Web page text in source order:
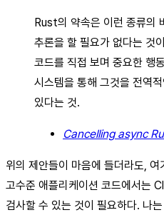
Rust의 약속은 이런 종류의
추론을 할 필요가 없다는 것
코드를 직접 보며 중요한 행
시스템을 통해 그것을 전역
있다는 것.
Cancelling async
위의 제안들이 마음에 들더라도,
고수준 애플리케이션 코드에서는
검사할 수 있는 것이 필요하다. 나